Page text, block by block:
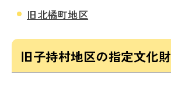
旧北橘町地区
旧子持村地区の指定文化財